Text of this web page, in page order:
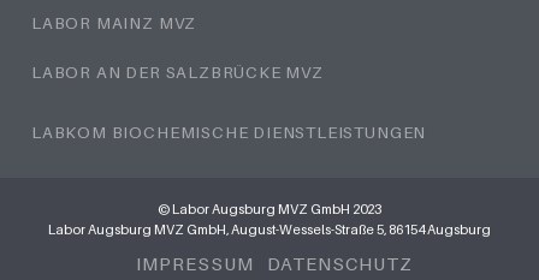
© Labor Augsburg MVZ GmbH 2023
Labor Augsburg MVZ GmbH, August-Wessels-Straße 5, 86154 Augsburg
IMPRESSUM DATENSCHUTZ
LABOR MAINZ MVZ
LABOR AN DER SALZBRÜCKE MVZ
LABKOM BIOCHEMISCHE DIENSTLEISTUNGEN